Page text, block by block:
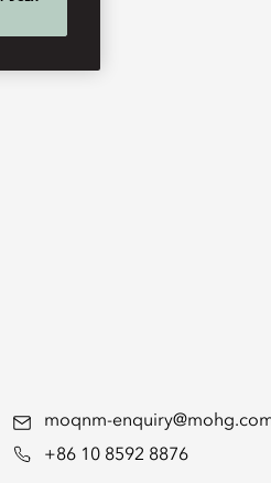
moqnm-
+86 10 8592 8876